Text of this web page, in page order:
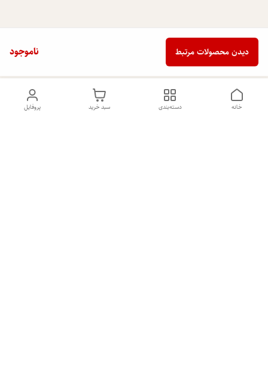
ناموجود دیدن محصولات مرتبط
پروفایل سبد خرید دسته‌بندی خانه